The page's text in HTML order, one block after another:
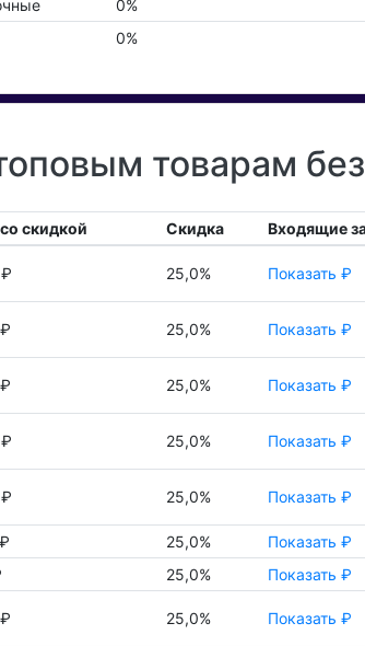
0%
0%
товарам
скидкой Скидка Входящие
25,0% Показать ₽
25,0% Показать ₽
25,0% Показать ₽
25,0% Показать ₽
25,0% Показать ₽
25,0% Показать ₽
25,0% Показать ₽
25,0% Показать ₽